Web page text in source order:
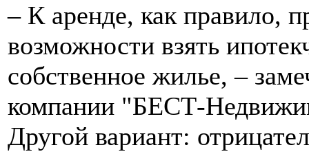
– К аренде, как правило,
возможности взять
собственное жилье, –
компании "БЕСТ-
Другой вариант: